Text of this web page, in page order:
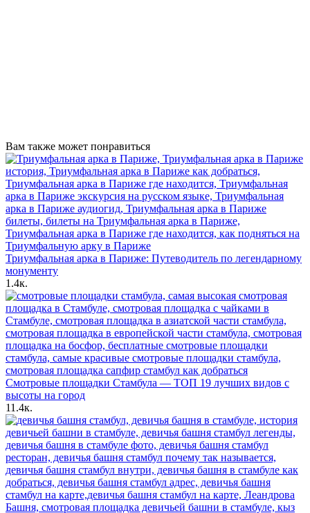
Вам также может понравиться
Триумфальная арка в Париже: Путеводитель по легендарному
монументу
1.4к.
Смотровые площадки Стамбула — ТОП 19 лучших видов с
высоты на город
11.4к.